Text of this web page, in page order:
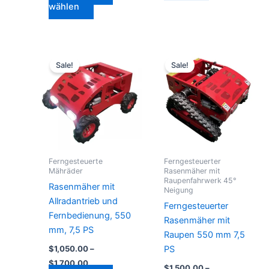
wählen
Sale!
Ferngesteuerte
Mähräder
Rasenmäher mit
Allradantrieb und
Fernbedienung, 550
mm, 7,5 PS
$1,050.00 –
$1,700.00
$1,050.00
bis
$1,700.00
Produkt
weist
mehrere
Varianten
auf.
Die
auf
der
Produktseite
gewählt
Sale!
Ferngesteuerter
Rasenmäher mit
Raupenfahrwerk 45°
Neigung
Ferngesteuerter
Rasenmäher mit
Raupen 550 mm 7,5
PS
$1,500.00
bis
$1,900.00
Produkt
weist
mehrere
Varianten
auf.
Die
können
auf
Produktseite
gewählt
werden